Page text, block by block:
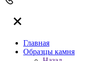
Главная
Образцы камня